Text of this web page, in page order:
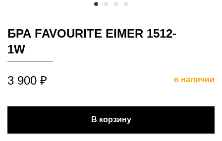
БРА FAVOURITE EIMER 1512-
1W
3 900 ₽ в наличии
В корзину